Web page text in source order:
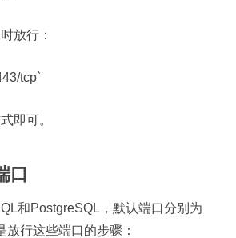
放行：
tcp`
即可。
口
和PostgreSQL，默认端口分别为
行这些端口的步骤：